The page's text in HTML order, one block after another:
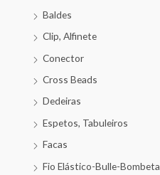
Baldes
Clip, Alfinete
Conector
Cross Beads
Dedeiras
Espetos, Tabuleiros
Facas
Fio Elástico-Bulle-Bombeta